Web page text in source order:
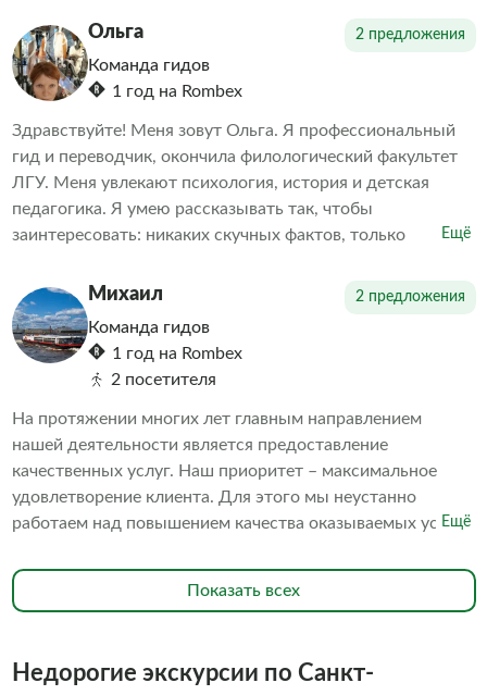
Наша цель — объединить игру и образование. За годы
работы мы убедились, что интерактивные туры с играми
и викторинами интересны не только детям, но и
взрослым.
Ольга 2 предложения
Команда гидов
1 год на Rombex
Здравствуйте! Меня зовут Ольга. Я профессиональный
гид и переводчик, окончила филологический факультет
ЛГУ. Меня увлекают психология, история и детская
педагогика. Я умею рассказывать так, чтобы
заинтересовать: никаких скучных фактов, только
прошлого помогает лучше осознать настоящее.
Ещё
Михаил 2 предложения
Команда гидов
1 год на Rombex
2 посетителя
На протяжении многих лет главным направлением
нашей деятельности является предоставление
качественных услуг. Наш приоритет – максимальное
удовлетворение клиента. Для этого мы неустанно
работаем над повышением качества оказываемых услуг.
состояние наших судов. В исправности содержатся
средства безопасности. Наш персонал обладает высокой
безопасным. Мы знаем, что речные прогулки - это
Ещё
Показать всех
Недорогие экскурсии по Санкт-